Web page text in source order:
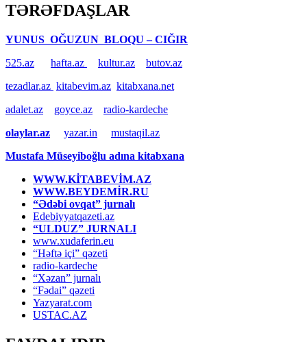
TƏRƏFDAŞLAR
YUNUS OĞUZUN BLOQU – CIĞIR
525.az
hafta.az kultur.az
butov.az
tezadlar.az kitabevim.az kitabxana.net
adalet.az
goyce.az
radio-kardeche
olaylar.az
yazar.in
mustaqil.az
Mustafa Müseyiboğlu adına kitabxana
WWW.KİTABEVİM.AZ
WWW.BEYDEMİR.RU
“Ədəbi ovqat” jurnalı
Edebiyyatqazeti.az
“ULDUZ” JURNALI
www.xudaferin.eu
“Həftə içi” qəzeti
radio-kardeche
“Xəzan” jurnalı
“Fədai” qəzeti
Yazyarat.com
USTAC.AZ